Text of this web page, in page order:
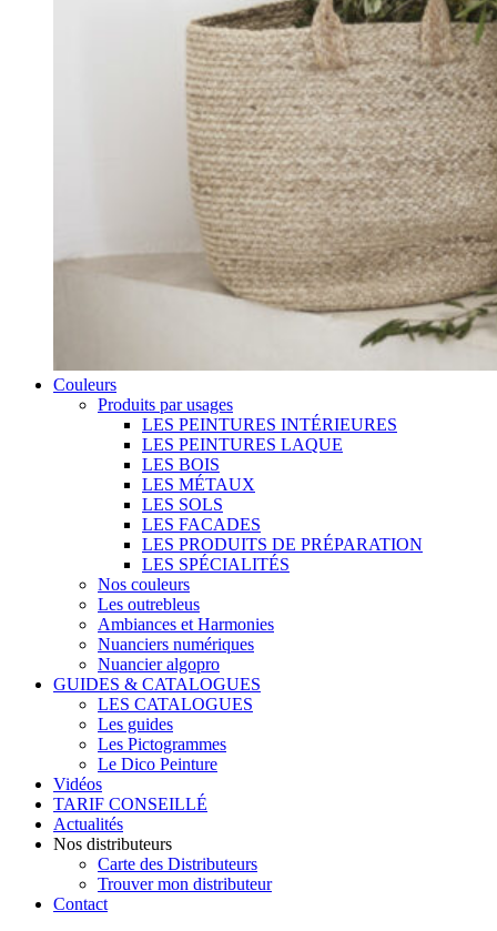
Couleurs
Produits par usages
LES PEINTURES INTÉRIEURES
LES PEINTURES LAQUE
LES BOIS
LES MÉTAUX
LES SOLS
LES FACADES
LES PRODUITS DE PRÉPARATION
LES SPÉCIALITÉS
Nos couleurs
Les outrebleus
Ambiances et Harmonies
Nuanciers numériques
Nuancier algopro
GUIDES & CATALOGUES
LES CATALOGUES
Les guides
Les Pictogrammes
Le Dico Peinture
Vidéos
TARIF CONSEILLÉ
Actualités
Nos distributeurs
Carte des Distributeurs
Trouver mon distributeur
Contact